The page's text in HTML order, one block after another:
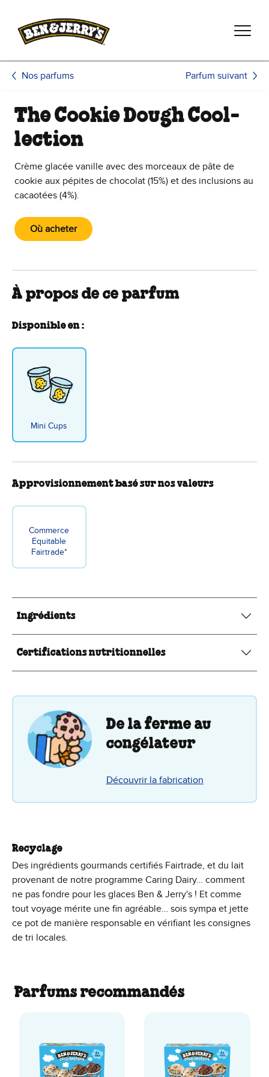
Nos parfums Parfum suivant
The Cookie Dough Cool-
lection
Crème glacée vanille avec des morceaux de pâte de
cookie aux pépites de chocolat (15%) et des inclusions au
cacaotées (4%).
Où acheter
À propos de ce parfum
Disponible en :
Mini Cups
Approvisionnement basé sur nos valeurs
Commerce
Equitable
Fairtrade*
Ingrédients
Certifications nutritionnelles
De la ferme au
congélateur
Découvrir la fabrication
Recyclage
Des ingrédients gourmands certifiés Fairtrade, et du lait
provenant de notre programme Caring Dairy… comment
ne pas fondre pour les glaces Ben & Jerry's ! Et comme
tout voyage mérite une fin agréable… sois sympa et jette
ce pot de manière responsable en vérifiant les consignes
de tri locales.
Parfums recommandés